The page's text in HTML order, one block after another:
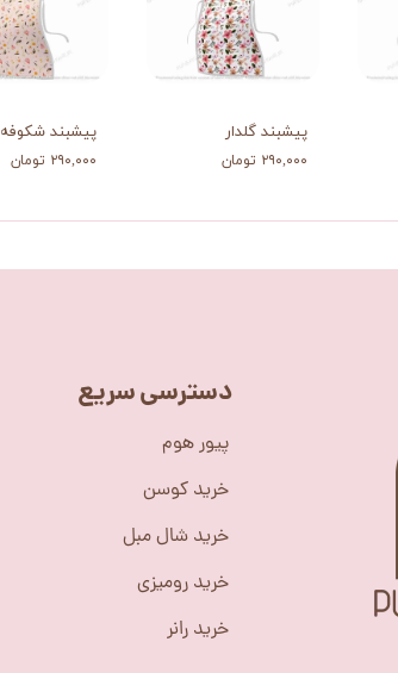
پیشبند شکوفه
۲۹۰,۰۰۰ تومان
پیشبند گلدار
۲۹۰,۰۰۰ تومان
پیور هوم
خرید کوسن
خرید شال مبل
خرید رومیزی
خرید رانر
دسترسی سریع